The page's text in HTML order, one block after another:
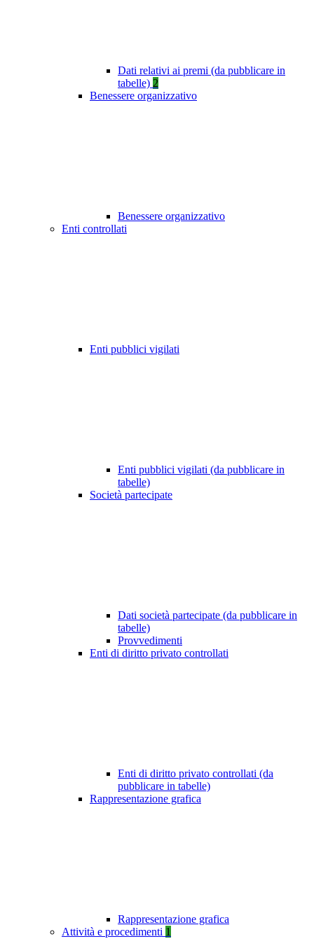
Dati relativi ai premi (da pubblicare in
tabelle) 2
Benessere organizzativo
Benessere organizzativo
Enti controllati
Enti pubblici vigilati
Enti pubblici vigilati (da pubblicare in
tabelle)
Società partecipate
Dati società partecipate (da pubblicare in
tabelle)
Provvedimenti
Enti di diritto privato controllati
Enti di diritto privato controllati (da
pubblicare in tabelle)
Rappresentazione grafica
Rappresentazione grafica
Attività e procedimenti 1